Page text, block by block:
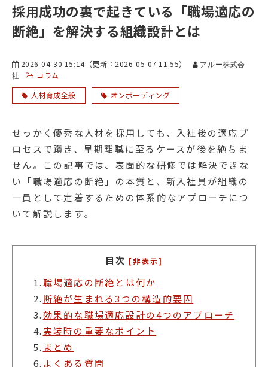
採用成功の裏で起きている「職場適応の
断絶」を解決する組織設計とは
2026-04-30 15:14（更新： 2026-05-07 11:55）
アルー株式会
社
コラム
人材育成全般
オンボーディング
せっかく優秀な人材を採用しても、入社後の適応プ
ロセスで躓き、早期離職に至るケースが後を絶ちま
せん。この記事では、表面的な研修では解決できな
い「職場適応の断絶」の本質と、新入社員が組織の
一員として定着するための体系的なアプローチにつ
いて解説します。
目次 [非表示]
1.職場適応の断絶とは何か
2. 断絶が生まれる3つの構造的要因
3.効果的な職場適応設計の4つのアプローチ
4. 実装時の重要なポイント
5. まとめ
6. よくある質問